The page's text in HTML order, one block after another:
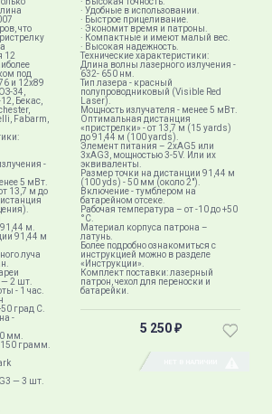
что
12
под
и 12х89
34,
Бекас,
Fabarm,
-
5 мВт.
13,7 м до
м.
91,44 м
луча
— 2 шт.
- 1 час.
град C.
-
мм.
150 грамм.
— 3 шт.
· Удобные в использовании.
· Быстрое прицеливание.
· Экономит время и патроны.
· Компактные и имеют малый вес.
· Высокая надежность.
Технические характеристики:
Длина волны лазерного излучения -
632- 650 нм.
Тип лазера - красный
полупроводниковый (Visible Red
Laser).
Мощность излучателя - менее 5 мВт.
Оптимальная дистанция
«пристрелки» - от 13,7 м (15 yards)
до 91,44 м (100 yards).
Элемент питания – 2хAG5 или
3хAG3, мощностью 3-5V. Или их
эквиваленты.
Размер точки на дистанции 91,44 м
(100 yds) - 50 мм (около 2").
Включение - тумблером на
батарейном отсеке.
Рабочая температура – от -10 до +50
°C.
Материал корпуса патрона –
латунь.
Более подробно ознакомиться с
инструкцией можно в разделе
«Инструкции».
Комплект поставки: лазерный
патрон, чехол для переноски и
батарейки.
5 250 ₽